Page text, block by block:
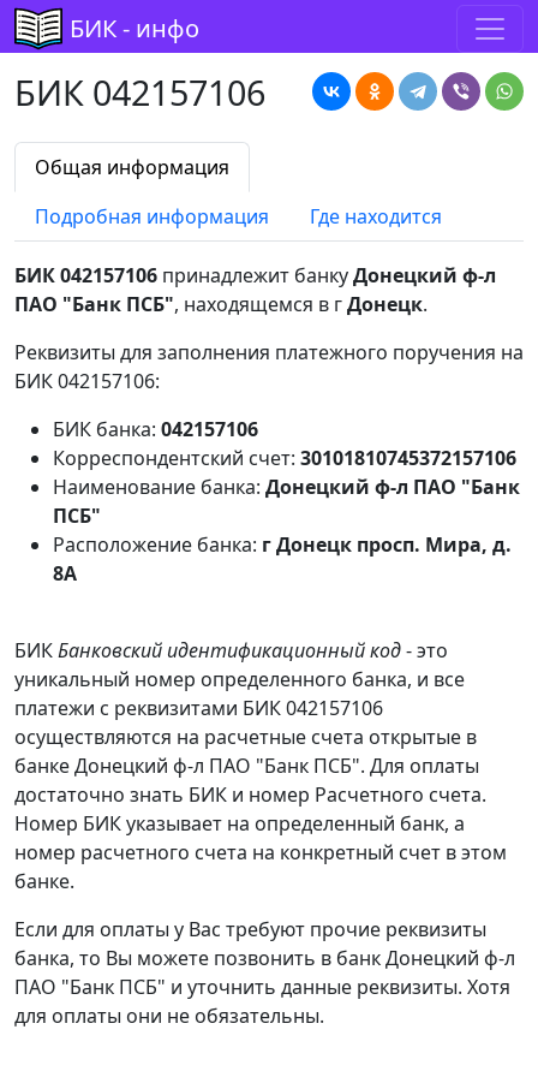
БИК - инфо
БИК 042157106
Общая информация
Подробная информация
Где находится
БИК 042157106 принадлежит банкуДонецкий ф-л
ПАО "Банк ПСБ", находящемся в гДонецк.
Реквизиты для заполнения платежного поручения на
БИК 042157106:
БИК банка: 042157106
Корреспондентский счет: 30101810745372157106
Наименование банка: Донецкий ф-л ПАО "Банк
ПСБ"
Расположение банка: г Донецк просп. Мира, д.
8А
БИКБанковский идентификационный код- это
уникальный номер определенного банка, и все
платежи с реквизитами БИК 042157106
осуществляются на расчетные счета открытые в
банке Донецкий ф-л ПАО "Банк ПСБ". Для оплаты
достаточно знать БИК и номер Расчетного счета.
Номер БИК указывает на определенный банк, а
номер расчетного счета на конкретный счет в этом
банке.
Если для оплаты у Вас требуют прочие реквизиты
банка, то Вы можете позвонить в банк Донецкий ф-л
ПАО "Банк ПСБ" и уточнить данные реквизиты. Хотя
для оплаты они не обязательны.